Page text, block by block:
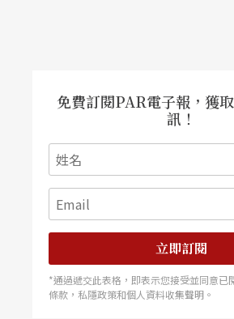
免費訂閱PAR電子報，獲
訊！
立即訂閱
*通過遞交此表格，即表示您接受並同意已
條款，私隱政策和個人資料收集聲明。